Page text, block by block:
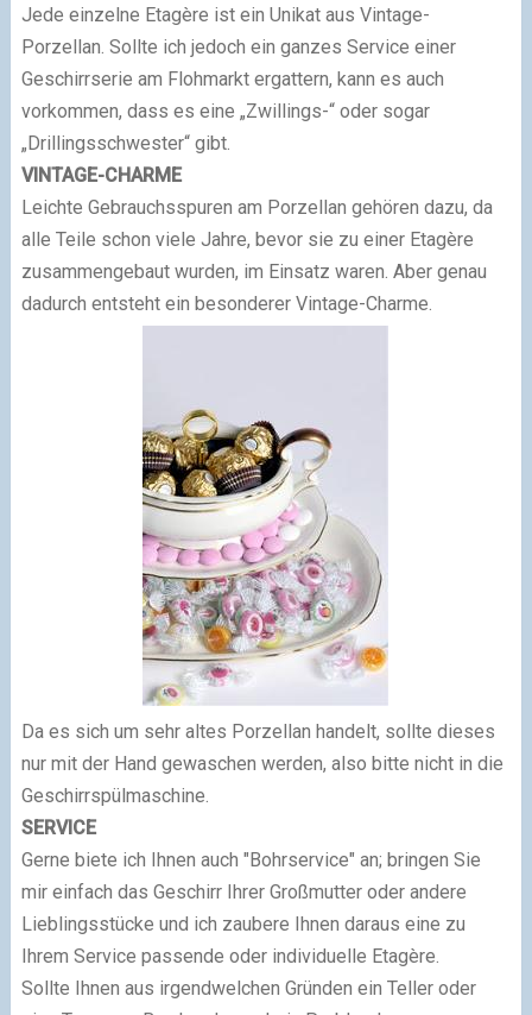
Jede einzelne Etagère ist ein Unikat aus Vintage-
Porzellan. Sollte ich jedoch ein ganzes Service einer
Geschirrserie am Flohmarkt ergattern, kann es auch
vorkommen, dass es eine „Zwillings-“ oder sogar
„Drillingsschwester“ gibt.
VINTAGE-CHARME
Leichte Gebrauchsspuren am Porzellan gehören dazu, da
alle Teile schon viele Jahre, bevor sie zu einer Etagère
zusammengebaut wurden, im Einsatz waren. Aber genau
dadurch entsteht ein besonderer Vintage-Charme.
Da es sich um sehr altes Porzellan handelt, sollte dieses
nur mit der Hand gewaschen werden, also bitte nicht in die
Geschirrspülmaschine.
SERVICE
Gerne biete ich Ihnen auch "Bohrservice" an; bringen Sie
mir einfach das Geschirr Ihrer Großmutter oder andere
Lieblingsstücke und ich zaubere Ihnen daraus eine zu
Ihrem Service passende oder individuelle Etagère.
Sollte Ihnen aus irgendwelchen Gründen ein Teller oder